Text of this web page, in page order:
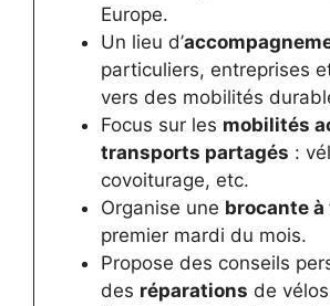
Europe.
Un lieu d’
particuliers, entreprises
vers des mobilités
Focus sur les mobilités
transports partagés :
covoiturage, etc.
Organise une brocante à
premier mardi du mois.
Propose des conseils
des réparations de